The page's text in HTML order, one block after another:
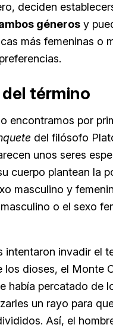
deciden
géneros y
más femeninas o
término
encontramos por
del filósofo
unos seres
cuerpo plantean la
masculino y
o el sexo
intentaron invadir el
los dioses, el Monte
había percatado de
un rayo para
Así, el